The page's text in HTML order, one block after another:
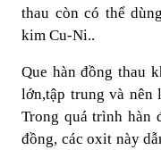
thau còn có thể
kim Cu-Ni..
Que hàn đồng thau
lớn,tập trung và nên
Trong quá trình hàn
đồng, các oxit này